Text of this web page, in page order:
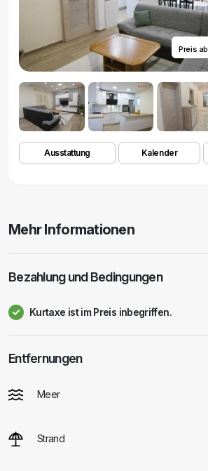
Preis ab
Ausstattung Kalender
Mehr Informationen
Bezahlung und Bedingungen
Kurtaxe ist im Preis inbegriffen.
Entfernungen
Meer
Strand